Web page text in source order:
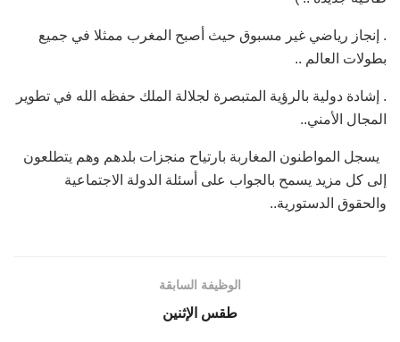
. إنجاز رياضي غير مسبوق حيث أصبح المغرب ممثلا في جميع
بطولات العالم ..
. إشادة دولية بالرؤية المتبصرة لجلالة الملك حفظه الله في تطوير
المجال الأمني..
يسجل المواطنون المغاربة بارتياح منجزات بلدهم وهم يتطلعون
إلى كل مزيد يسمح بالجواب على أسئلة الدولة الاجتماعية
والحقوق الدستورية..
الوظيفة السابقة
طقس الإثنين